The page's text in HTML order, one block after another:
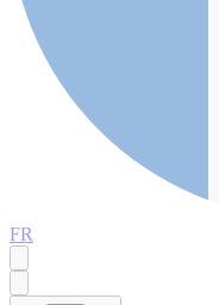
FR